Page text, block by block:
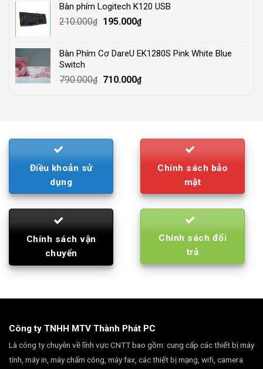
4.000.000₫.3.500.000₫.
Bàn phím Logitech K120 USB
210.000₫
Original
210.000₫.
195.000₫Current
195.000₫.
Bàn Phím Cơ DareU EK1280S Pink White Blue
Switch
790.000₫
Original
710.000₫Current
Điều khoản sử
dụng
Chính sách bảo
mật
Chính sách vận
chuyển
Chính sách đổi
trả
Công ty TNHH MTV Thành Phát PC
Là công ty chuyên về lĩnh vực CNTT bao gồm: cung cấp các thiết bị máy
tính, máy in, máy chấm công, máy fax, các thiết bị mạng, wifi, camera